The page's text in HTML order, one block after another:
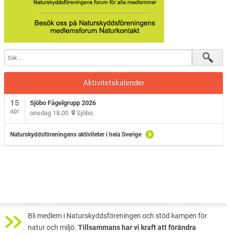
Våra projekt
Aktivitetskalender
15
apr
Sjöbo Fågelgrupp 2026
onsdag 18.00 Sjöbo
Naturskyddsföreningens aktiviteter i hela Sverige
Bli medlem i Naturskyddsföreningen och stöd kampen för
natur och miljö. Tillsammans har vi kraft att förändra